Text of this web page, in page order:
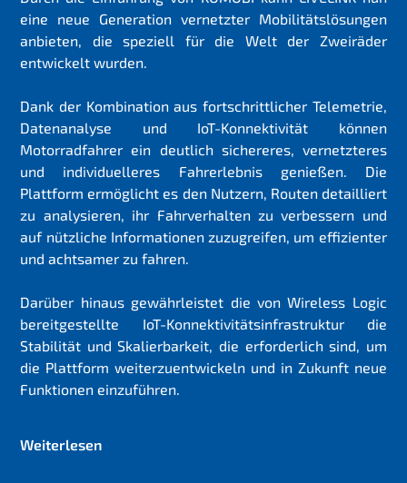
eine neue Generation vernetzter Mobilitätslösungen
anbieten, die speziell für die Welt der Zweiräder
entwickelt wurden.
Dank der Kombination aus fortschrittlicher Telemetrie,
Datenanalyse und IoT-Konnektivität können
Motorradfahrer ein deutlich sichereres, vernetzteres
und individuelleres Fahrerlebnis genießen. Die
Plattform ermöglicht es den Nutzern, Routen detailliert
zu analysieren, ihr Fahrverhalten zu verbessern und
auf nützliche Informationen zuzugreifen, um effizienter
und achtsamer zu fahren.
Darüber hinaus gewährleistet die von Wireless Logic
bereitgestellte IoT-Konnektivitätsinfrastruktur die
Stabilität und Skalierbarkeit, die erforderlich sind, um
die Plattform weiterzuentwickeln und in Zukunft neue
Funktionen einzuführen.
Weiterlesen